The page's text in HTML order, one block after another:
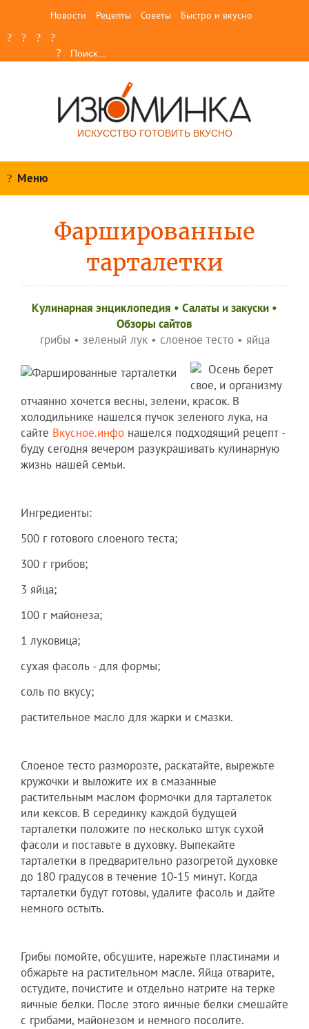
Новости Рецепты Советы Быстро и вкусно
ИСКУССТВО ГОТОВИТЬ ВКУСНО
Меню
Фаршированные
тарталетки
Кулинарная энциклопедия • Салаты и закуски •
Обзоры сайтов
грибы • зеленый лук• слоеное тесто• яйца
Осень берет
свое, и организму
отчаянно хочется весны, зелени, красок. В
холодильнике нашелся пучок зеленого лука, на
сайте Вкусное.инфо нашелся подходящий рецепт -
буду сегодня вечером разукрашивать кулинарную
жизнь нашей семьи.
Ингредиенты:
500 г готового слоеного теста;
300 г грибов;
3 яйца;
100 г майонеза;
1 луковица;
сухая фасоль - для формы;
соль по вкусу;
растительное масло для жарки и смазки.
Слоеное тесто разморозте, раскатайте, вырежьте
кружочки и выложите их в смазанные
растительным маслом формочки для тарталеток
или кексов. В серединку каждой будущей
тарталетки положите по несколько штук сухой
фасоли и поставьте в духовку. Выпекайте
тарталетки в предварительно разогретой духовке
до 180 градусов в течение 10-15 минут. Когда
тарталетки будут готовы, удалите фасоль и дайте
немного остыть.
Грибы помойте, обсушите, нарежьте пластинами и
обжарьте на растительном масле. Яйца отварите,
остудите, почистите и отдельно натрите на терке
яичные белки. После этого яичные белки смешайте
с грибами, майонезом и немного посолите.